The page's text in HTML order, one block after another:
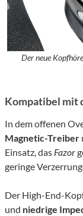
Der neue
Kompatibel mit
In dem offenen
Magnetic-Treiber
Einsatz, das Fazor
geringe
Der High-End-
und niedrige